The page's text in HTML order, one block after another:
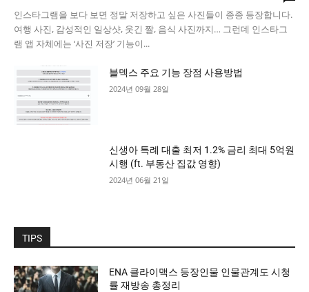
인스타그램을 보다 보면 정말 저장하고 싶은 사진들이 종종 등장합니다.
여행 사진, 감성적인 일상샷, 웃긴 짤, 음식 사진까지… 그런데 인스타그
램 앱 자체에는 ‘사진 저장’ 기능이...
블덱스 주요 기능 장점 사용방법
2024년 09월 28일
신생아 특례 대출 최저 1.2% 금리 최대 5억원
시행 (ft. 부동산 집값 영향)
2024년 06월 21일
TIPS
ENA 클라이맥스 등장인물 인물관계도 시청
률 재방송 총정리